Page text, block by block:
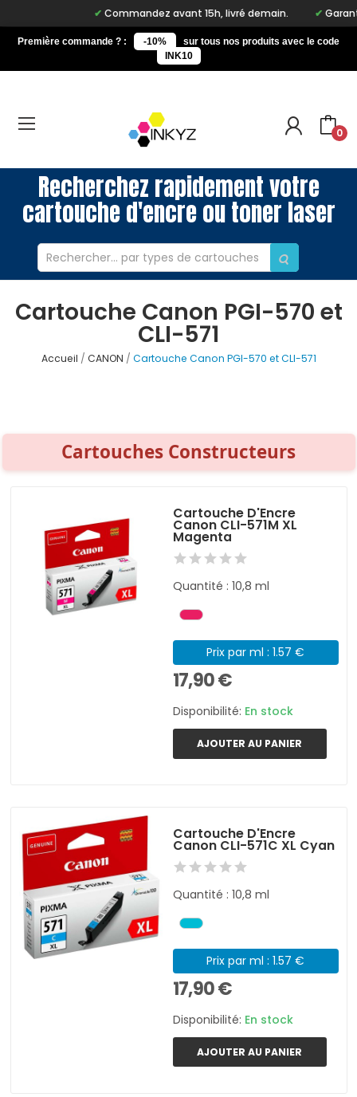
Commandez avant 15h, livré demain.
Première commande ? : -10%
sur tous nos produits avec le code
INK10
0
Recherchez rapidement votre
cartouche d'encre ou toner laser
Cartouche Canon PGI-570 et
CLI-571
Accueil CANON Cartouche Canon PGI-570 et CLI-571
Cartouches Constructeurs
Cartouche D'Encre
Canon CLI-571M XL
Magenta
Quantité : 10,8 ml
Prix par ml : 1.57 €
17,90 €
Disponibilité: En stock
AJOUTER AU PANIER
Cartouche D'Encre
Canon CLI-571C XL Cyan
Quantité : 10,8 ml
Prix par ml : 1.57 €
17,90 €
Disponibilité: En stock
AJOUTER AU PANIER